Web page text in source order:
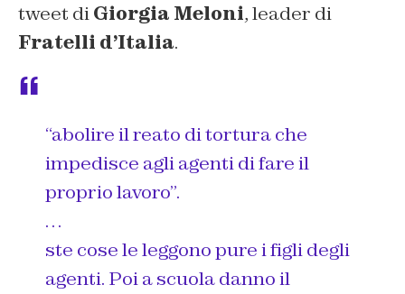
tweet diGiorgia Meloni, leader di
Fratelli d’Italia.
“abolire il reato di tortura che
impedisce agli agenti di fare il
proprio lavoro”.
…
ste cose le leggono pure i figli degli
agenti. Poi a scuola danno il